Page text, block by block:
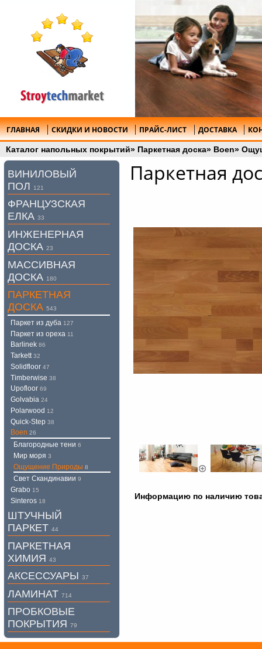
ГЛАВНАЯ СКИДКИ И НОВОСТИ ПРАЙС-ЛИСТ ДОСТАВКА
Каталог напольных покрытий» Паркетная доска» Boen»
Паркетная
Информацию по наличию
ВИНИЛОВЫЙ
ПОЛ
121
ФРАНЦУЗСКАЯ
ЕЛКА 33
ИНЖЕНЕРНАЯ
ДОСКА 23
МАССИВНАЯ
ДОСКА 180
ПАРКЕТНАЯ
ДОСКА 543
Паркет из дуба 127
Паркет из ореха 11
Barlinek 86
Tarkett32
Solidfloor 47
Timberwise 38
Upofloor 69
Golvabia 24
Polarwood 12
Quick-Step 38
Boen 26
Благородные тени 6
Мир моря 3
Ощущение Природы 8
Свет Скандинавии 9
Grabo 15
Sinteros 18
ШТУЧНЫЙ
ПАРКЕТ 44
ПАРКЕТНАЯ
ХИМИЯ 43
АКСЕССУАРЫ 37
ЛАМИНАТ 714
ПРОБКОВЫЕ
ПОКРЫТИЯ 79